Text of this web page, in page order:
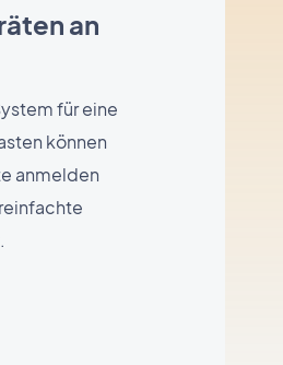
an
für eine
können
anmelden